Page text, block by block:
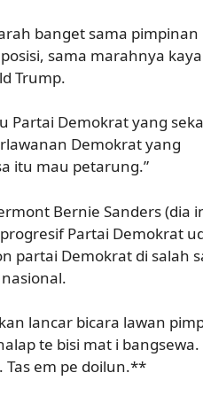
banget sama pimpinan
sama marahnya
Trump.
Partai Demokrat yang
Demokrat yang
itu mau petarung.”
Bernie Sanders (dia
Partai Demokrat
partai Demokrat di salah
lancar bicara lawan
te bisi mat i
Tas em pe doilun.**